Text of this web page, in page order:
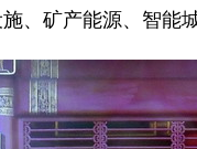
、矿产能源、智能